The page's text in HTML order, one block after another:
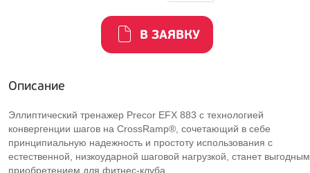
В ЗАЯВКУ
Описание
Эллиптический тренажер Precor EFX 883 с технологией
конвергенции шагов на CrossRamp®, сочетающий в себе
принципиальную надежность и простоту использования с
естественной, низкоударной шаговой нагрузкой, станет выгодным
приобретением для фитнес-клуба.